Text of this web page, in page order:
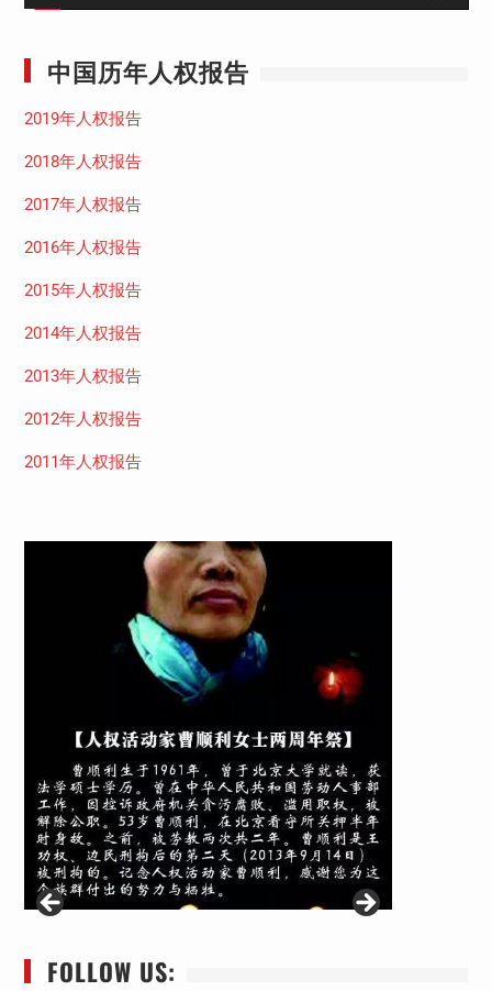
中国历年人权报告
2019年人权报告
2018年人权报告
2017年人权报告
2016年人权报告
2015年人权报告
2014年人权报告
2013年人权报告
2012年人权报告
2011年人权报告
FOLLOW US: